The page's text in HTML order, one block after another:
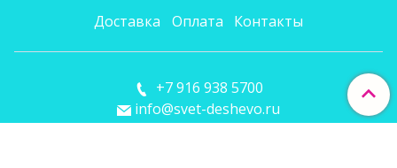
Доставка
Оплата Контакты
+7 916 938 5700
info@svet-deshevo.ru